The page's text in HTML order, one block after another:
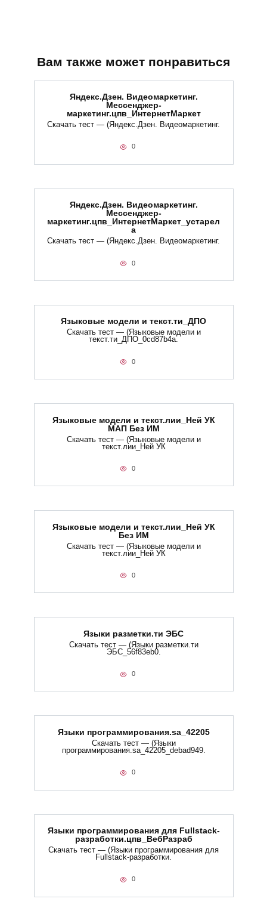
Вам также может понравиться
Яндекс.Дзен. Видеомаркетинг.
Мессенджер-
маркетинг.цпв_ИнтернетМаркет
Скачать тест — (Яндекс.Дзен. Видеомаркетинг.
0
Яндекс.Дзен. Видеомаркетинг.
Мессенджер-
маркетинг.цпв_ИнтернетМаркет_устарел
а
Скачать тест — (Яндекс.Дзен. Видеомаркетинг.
0
Языковые модели и текст.ти_ДПО
Скачать тест — (Языковые модели и
текст.ти_ДПО_0cd87b4a.
0
Языковые модели и текст.лии_Ней УК
МАП Без ИМ
Скачать тест — (Языковые модели и
текст.лии_Ней УК
0
Языковые модели и текст.лии_Ней УК
Без ИМ
Скачать тест — (Языковые модели и
текст.лии_Ней УК
0
Языки разметки.ти​ ЭБС
Скачать тест — (Языки разметки.ти​
ЭБС_56f83eb0.
0
Языки программирования.sa_42205
Скачать тест — (Языки
программирования.sa_42205_debad949.
0
Языки программирования для Fullstack-
разработки.цпв_ВебРазраб
Скачать тест — (Языки программирования для
Fullstack-разработки.
0